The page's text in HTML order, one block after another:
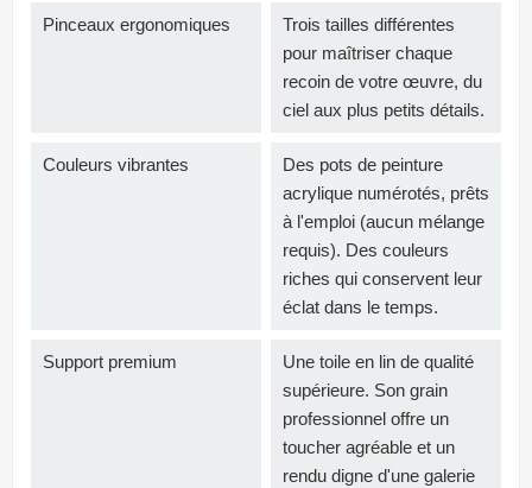
Pinceaux ergonomiques
Trois tailles différentes
pour maîtriser chaque
recoin de votre œuvre, du
ciel aux plus petits détails.
Couleurs vibrantes
Des pots de peinture
acrylique numérotés, prêts
à l'emploi (aucun mélange
requis). Des couleurs
riches qui conservent leur
éclat dans le temps.
Support premium
Une toile en lin de qualité
supérieure. Son grain
professionnel offre un
toucher agréable et un
rendu digne d'une galerie